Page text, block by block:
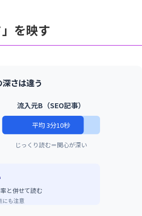
を映す
さは違う
流入元B（SEO記事）
平均 3分10秒
じっくり読む＝関心が深い
と併せて読む
にも注意